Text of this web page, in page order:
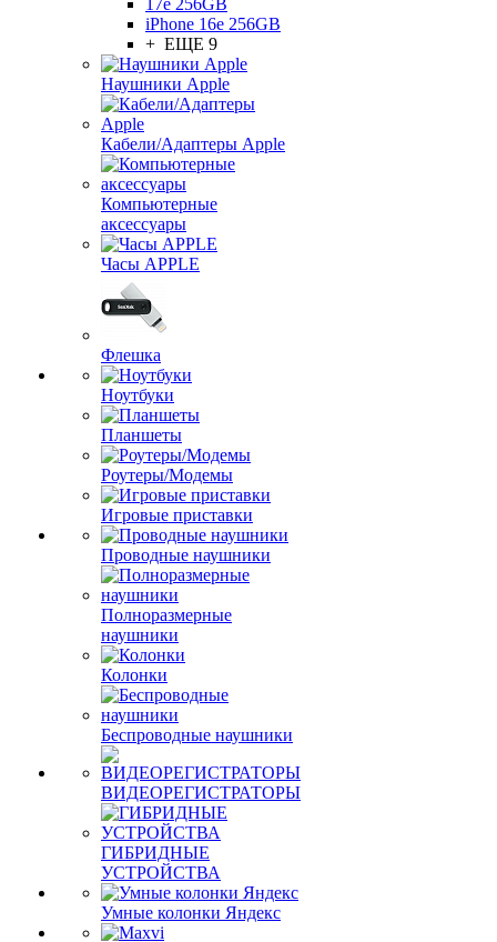
17e 256GB
iPhone 16e 256GB
+ ЕЩЕ 9
Наушники Apple
Кабели/Адаптеры Apple
Компьютерные
аксессуары
Часы APPLE
Флешка
Ноутбуки
Планшеты
Роутеры/Модемы
Игровые приставки
Проводные наушники
Полноразмерные
наушники
Колонки
Беспроводные наушники
ВИДЕОРЕГИСТРАТОРЫ
ГИБРИДНЫЕ
УСТРОЙСТВА
Умные колонки Яндекс